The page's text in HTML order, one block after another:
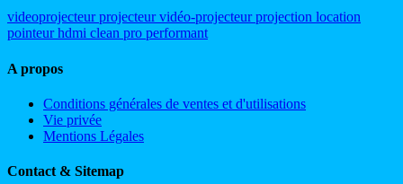
videoprojecteurprojecteurvidéo-projecteurprojection location
pointeurhdmi clean pro performant
A propos
Conditions générales de ventes et d'utilisations
Vie privée
Mentions Légales
Contact & Sitemap